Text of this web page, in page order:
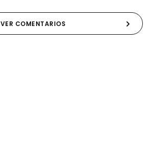
VER COMENTARIOS